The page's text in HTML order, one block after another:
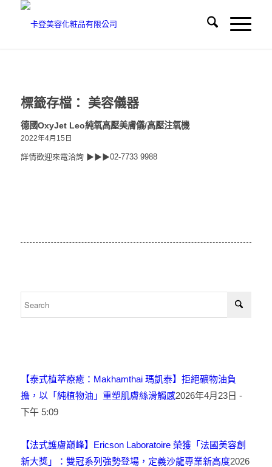
標籤存檔： 美容儀器
德國OxyJet Leo純氧高壓美膚儀/高壓注氧機
2022年4月15日
詳情歡迎來電洽詢 ▶▶▶02-7733 9988
【泰式植萃療癒：Makhamthai 瑪凱泰】拒絕礦物油負
擔，以「純植物油」重塑肌膚絲滑觸感2026年4月23日 -
下午 5:09
【法式護膚巔峰】Ericson Laboratoire 榮獲「法國美容創
新大獎」：雙冠系列強勢登場，定義沙龍專業新高度2026